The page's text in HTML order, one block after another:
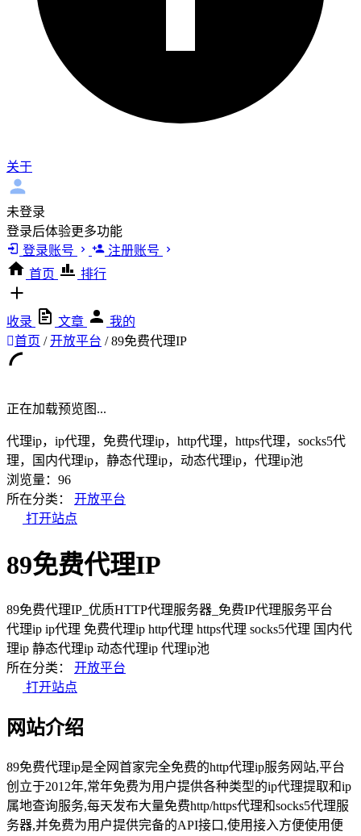
关于
未登录
登录后体验更多功能
登录账号
注册账号
首页
排行
收录 文章
我的
首页 / 开放平台 / 89免费代理IP
正在加载预览图...
代理ip，ip代理，免费代理ip，http代理，https代理，socks5代
理，国内代理ip，静态代理ip，动态代理ip，代理ip池
浏览量：96
所在分类：
开放平台
打开站点
89免费代理IP
89免费代理IP_优质HTTP代理服务器_免费IP代理服务平台
代理ip ip代理 免费代理ip http代理 https代理 socks5代理 国内代
理ip 静态代理ip 动态代理ip 代理ip池
所在分类：
开放平台
打开站点
网站介绍
89免费代理ip是全网首家完全免费的http代理ip服务网站,平台
创立于2012年,常年免费为用户提供各种类型的ip代理提取和ip
属地查询服务,每天发布大量免费http/https代理和socks5代理服
务器,并免费为用户提供完备的API接口,使用接入方便使用便